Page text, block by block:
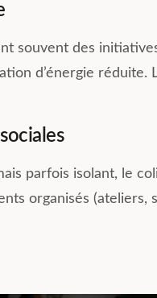
souvent des
d’énergie
parfois isolant, le
organisés